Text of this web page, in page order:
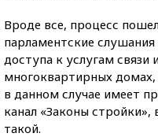
Вроде все, процесс
парламентские
доступа к услугам связи
многоквартирных
в данном случае имеет
канал «Законы
такой.